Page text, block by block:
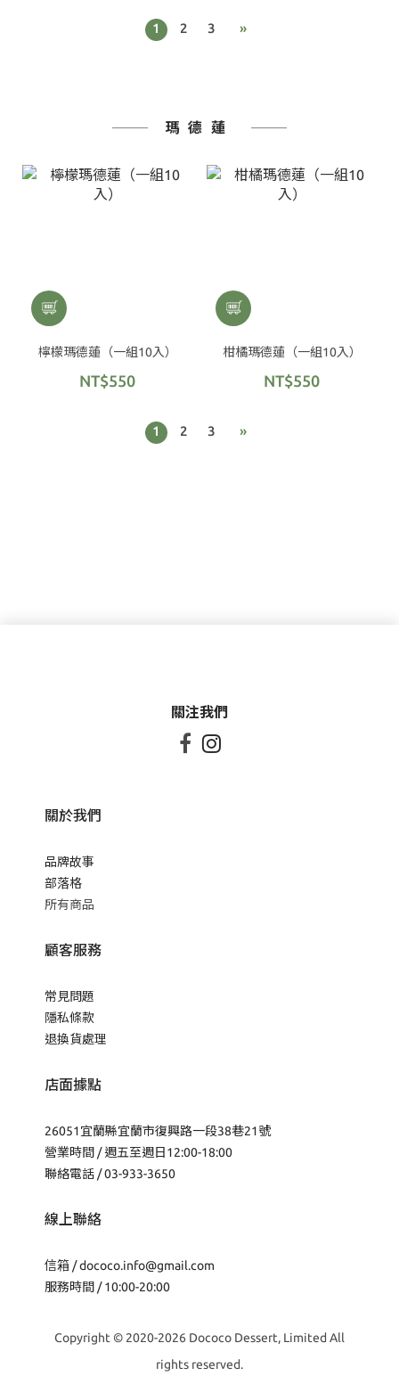
1 2 3 »
瑪德蓮
檸檬瑪德蓮（一組10入）
NT$550
柑橘瑪德蓮（一組10入）
NT$550
1 2 3 »
關注我們
 
關於我們
品牌故事
部落格
所有商品
顧客服務
常見問題
隱私條款
退換貨處理
店面據點
26051宜蘭縣宜蘭市復興路一段38巷21號
營業時間 / 週五至週日12:00-18:00
聯絡電話 / 03-933-3650
線上聯絡
信箱 /dococo.info@gmail.com
服務時間 / 10:00-20:00
Copyright © 2020-2026 Dococo Dessert, Limited All
rights reserved.